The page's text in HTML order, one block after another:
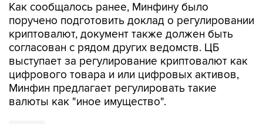
Как сообщалось ранее, Минфину было
поручено подготовить доклад о регулировании
криптовалют, документ также должен быть
согласован с рядом других ведомств. ЦБ
выступает за регулирование криптовалют как
цифрового товара и или цифровых активов,
Минфин предлагает регулировать такие
валюты как "иное имущество".